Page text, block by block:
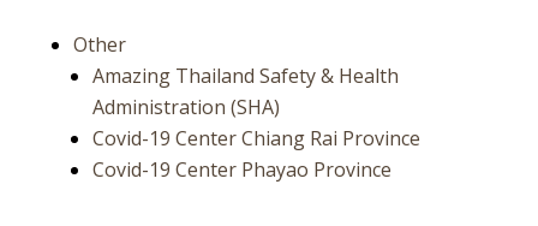
Other
Amazing Thailand Safety & Health
Administration (SHA)
Covid-19 Center Chiang Rai Province
Covid-19 Center Phayao Province